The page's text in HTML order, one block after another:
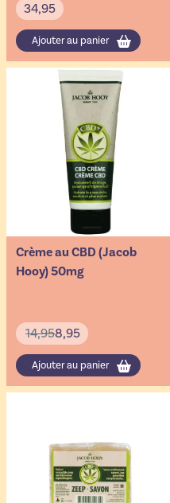
34,95
Ajouter au panier
Crème au CBD (Jacob
Hooy) 50mg
8,95
14,95
Ajouter au panier